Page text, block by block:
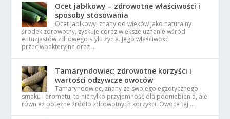
Ocet jabłkowy – zdrowotne właściwości i
sposoby stosowania
Ocet jabłkowy, znany od wieków jako naturalny
środek zdrowotny, zyskuje coraz większe uznanie wśród
entuzjastów zdrowego stylu życia. Jego właściwości
przeciwbakteryjne oraz …
Tamaryndowiec: zdrowotne korzyści i
wartości odżywcze owoców
Tamaryndowiec, znany ze swojego egzotycznego
smaku i aromatu, to nie tylko przyjemność dla podniebienia, ale
również potężne źródło zdrowotnych korzyści. Owoce tej …